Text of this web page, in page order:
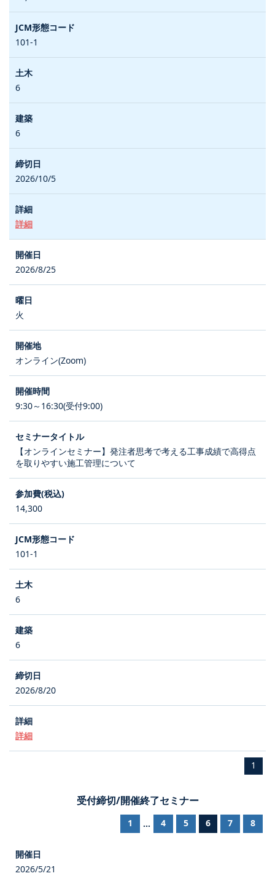
101-1
6
6
2026/10/5
詳細
2026/8/25
火
オンライン(Zoom)
9:30～16:30(受付9:00)
【オンラインセミナー】発注者思考で考える工事成績で高得点
を取りやすい施工管理について
14,300
101-1
6
6
2026/8/20
詳細
1
受付締切/開催終了セミナー
1 ... 4 5 6 7 8
2026/5/21